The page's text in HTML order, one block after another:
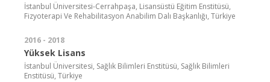
İstanbul Üniversitesi-Cerrahpaşa, Lisansüstü Eğitim Enstitüsü,
Fizyoterapi Ve Rehabilitasyon Anabilim Dalı Başkanlığı, Türkiye
2016 - 2018
Yüksek Lisans
İstanbul Üniversitesi, Sağlık Bilimleri Enstitüsü, Sağlık Bilimleri
Enstitüsü, Türkiye